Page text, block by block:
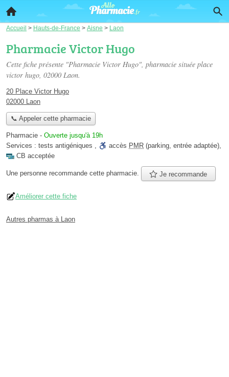
Accueil > Hauts-de-France > Aisne > Laon
Pharmacie Victor Hugo
Cette fiche présente "Pharmacie Victor Hugo", pharmacie située place
victor hugo, 02000 Laon.
20 Place Victor Hugo
02000 Laon
📞 Appeler cette pharmacie
Pharmacie - Ouverte jusqu'à 19h
Services : tests antigéniques , accès PMR (parking, entrée adaptée),
CB acceptée
Une personne recommande cette pharmacie. Je recommande
Améliorer cette fiche
Autres pharmas à Laon